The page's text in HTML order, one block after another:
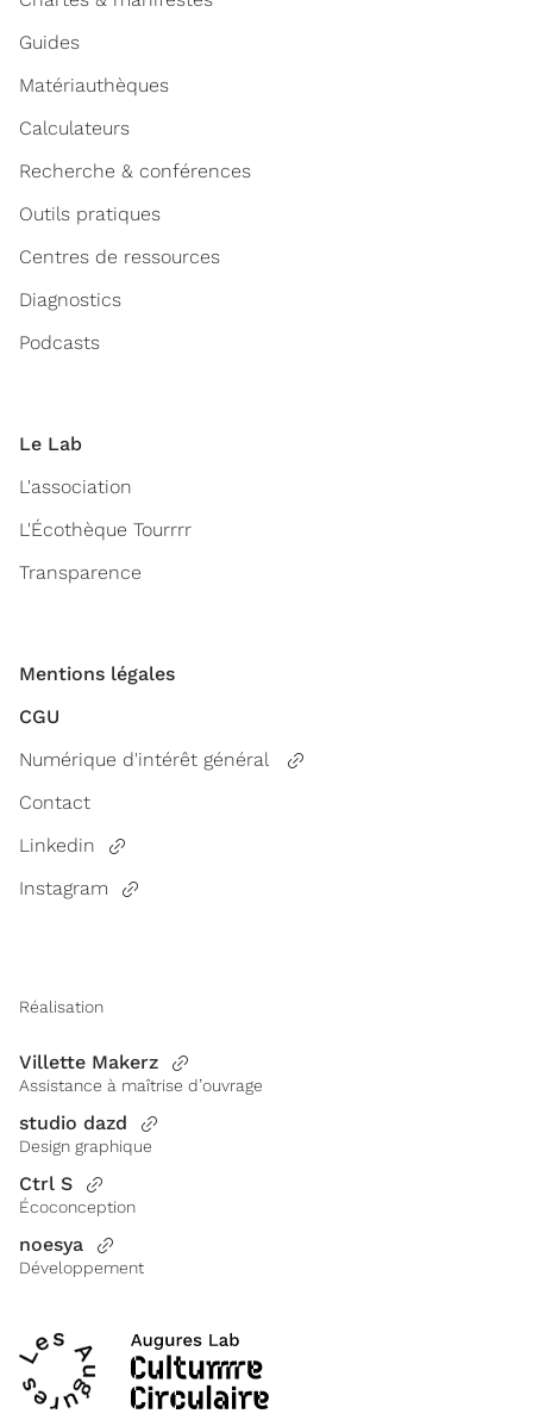
Guides
Matériauthèques
Calculateurs
Recherche & conférences
Outils pratiques
Centres de ressources
Diagnostics
Podcasts
Le Lab
L'association
L'Écothèque Tourrrr
Transparence
Mentions légales
CGU
Numérique d'intérêt général
Contact
Linkedin
Instagram
Réalisation
Villette Makerz
Assistance à maîtrise d’ouvrage
studio dazd
Design graphique
Ctrl S
Écoconception
noesya
Développement